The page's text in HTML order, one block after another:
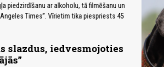
piedzirdīšanu ar alkoholu, tā filmēšanu un
Times”. Vīrietim tika piespriests 45
slazdus, iedvesmojoties